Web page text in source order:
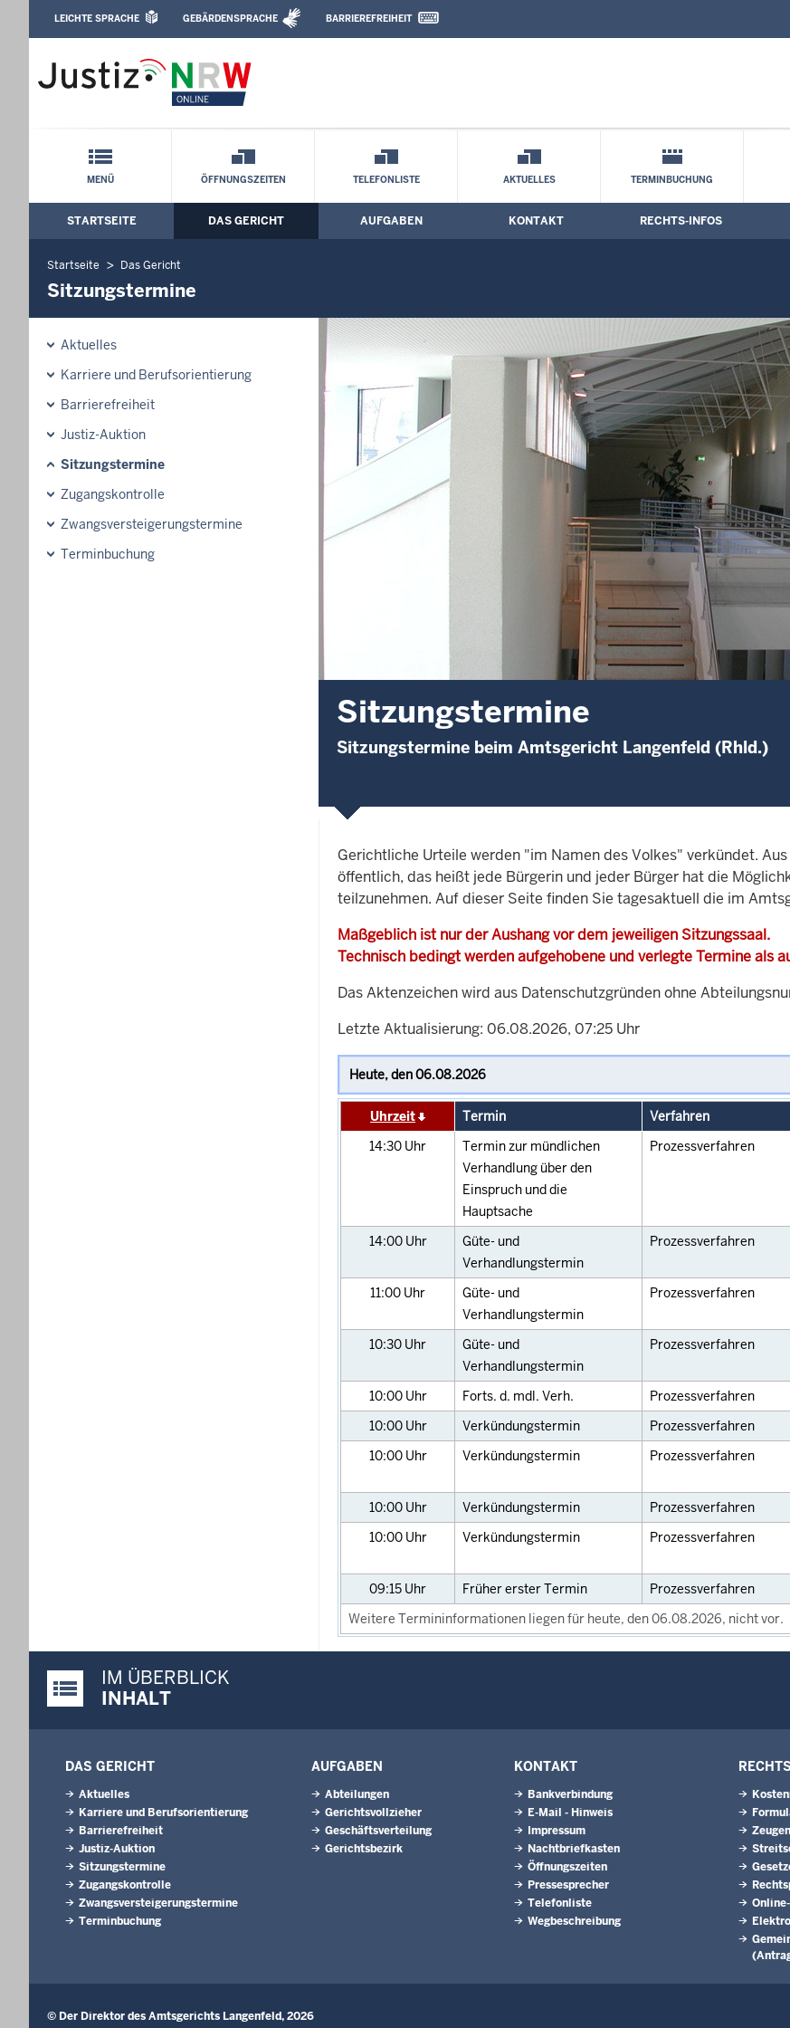
Amtsgericht Langenfeld: Sitzungstermine
Leichte Sprache, Gebärdensprachenvideo und Kontaktformular
LEICHTE SPRACHE GEBÄRDENSPRACHE BARRIEREFREIHEIT
Schnellnavigation mit Volltext-Suche
MENÜ ÖFFNUNGSZEITEN TELEFONLISTE AKTUELLES TERMINBUCHUNG
Hauptmenü: Hauptnavigation
STARTSEITE DAS GERICHT AUFGABEN KONTAKT RECHTS-INFOS
Startseite Das Gericht
Sitzungstermine
Aktuelles
Karriere und Berufsorientierung
Barrierefreiheit
Justiz-Auktion
Sitzungstermine
Zugangskontrolle
Zwangsversteigerungstermine
Terminbuchung
Sitzungstermine
Sitzungstermine beim Amtsgericht Langenfeld (Rhld.)
Gerichtliche Urteile werden "im Namen des Volkes" verkündet.
öffentlich, das heißt jede Bürgerin und jeder Bürger hat die
teilzunehmen. Auf dieser Seite finden Sie tagesaktuell die im
Maßgeblich ist nur der Aushang vor dem jeweiligen Sitzungssaal.
Technisch bedingt werden aufgehobene und verlegte Termine als
Das Aktenzeichen wird aus Datenschutzgründen ohne
Letzte Aktualisierung: 06.08.2026, 07:25 Uhr
Uhrzeit Termin Verfahren
14:30 Uhr
Termin zur mündlichen
Verhandlung über den
Einspruch und die
Hauptsache
Prozessverfahren
14:00 Uhr
Güte- und
Verhandlungstermin
Prozessverfahren
11:00 Uhr
Güte- und
Verhandlungstermin
Prozessverfahren
10:30 Uhr
Güte- und
Verhandlungstermin
Prozessverfahren
10:00 Uhr Forts. d. mdl. Verh. Prozessverfahren
10:00 Uhr Verkündungstermin Prozessverfahren
10:00 Uhr Verkündungstermin Prozessverfahren
10:00 Uhr Verkündungstermin Prozessverfahren
10:00 Uhr Verkündungstermin Prozessverfahren
09:15 Uhr Früher erster Termin Prozessverfahren
Weitere Termininformationen liegen für heute, den 06.08.2026, nicht vor.
Justiz-Portal im Überblick:
IM ÜBERBLICK
INHALT
DAS GERICHT
Aktuelles
Karriere und Berufsorientierung
Barrierefreiheit
Justiz-Auktion
Sitzungstermine
Zugangskontrolle
Zwangsversteigerungstermine
Terminbuchung
AUFGABEN
Abteilungen
Gerichtsvollzieher
Geschäftsverteilung
Gerichtsbezirk
KONTAKT
Bankverbindung
E-Mail - Hinweis
Impressum
Nachtbriefkasten
Öffnungszeiten
Pressesprecher
Telefonliste
Wegbeschreibung
Zeugen
© Der Direktor des Amtsgerichts Langenfeld, 2026